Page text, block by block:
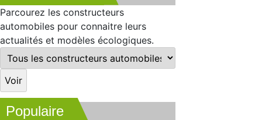
Parcourez les constructeurs
automobiles pour connaitre leurs
actualités et modèles écologiques.
Populaire